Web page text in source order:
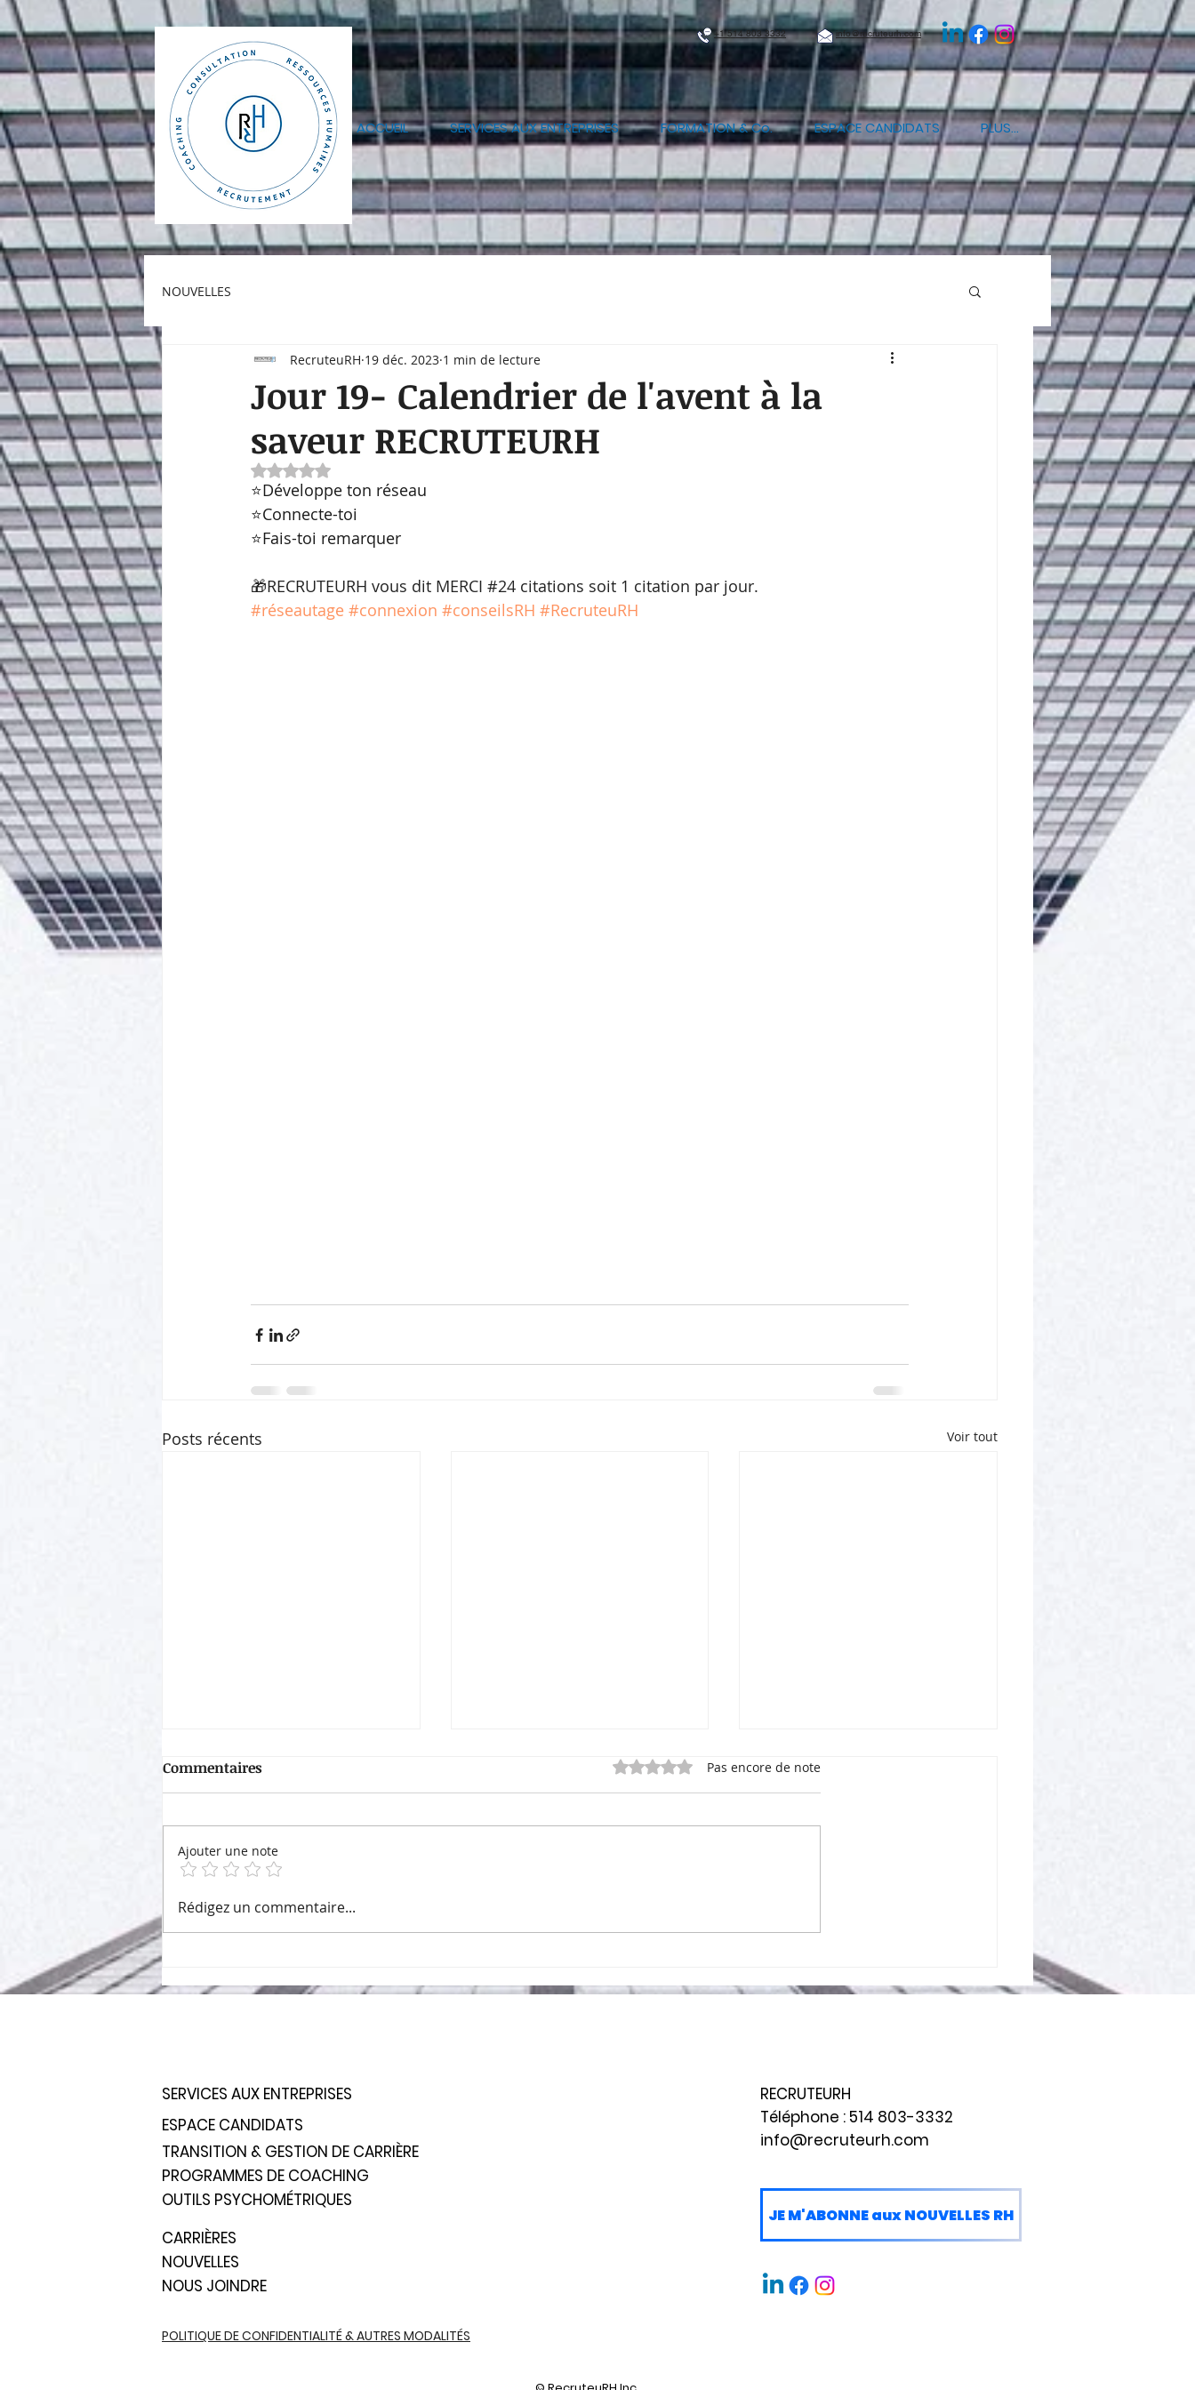
+1 514 803 3332 info@recruteurh.com
ACCUEIL SERVICES AUX ENTREPRISES FORMATION & Co. ESPACE CANDIDATS PLUS...
NOUVELLES
Jour 19- Calendrier de l'avent à la
saveur RECRUTEURH
RecruteuRH 19 déc. 2023 1 min de lecture
Noté NaN étoiles sur 5.
⭐Développe ton réseau
⭐Connecte-toi
⭐Fais-toi remarquer
🎁RECRUTEURH vous dit MERCI #24 citations soit 1 citation par jour.
#réseautage #connexion #conseilsRH #RecruteuRH
Posts récents Voir tout
Les ressources humaines ne
prennent jamais de
liaison : connaissez-vous
une nouvelle difficile en
Commentaires Noté 0 étoile sur 5.Pas encore de note
Ajouter une note
Rédigez un commentaire...
SERVICES AUX ENTREPRISES
ESPACE CANDIDATS
TRANSITION & GESTION DE CARRIÈRE
RECRUTEURH
Téléphone : 514 803-3332
info@recruteurh.com
PROGRAMMES DE COACHING
OUTILS PSYCHOMÉTRIQUES
CARRIÈRES
NOUVELLES
NOUS JOINDRE
JE M'ABONNE aux NOUVELLES RH
POLITIQUE DE CONFIDENTIALITÉ & AUTRES MODALITÉS